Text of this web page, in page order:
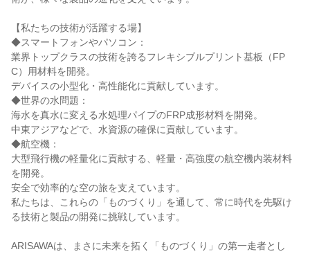
【私たちの技術が活躍する場】
◆スマートフォンやパソコン：
業界トップクラスの技術を誇るフレキシブルプリント基板（FP
C）用材料を開発。
デバイスの小型化・高性能化に貢献しています。
◆世界の水問題：
海水を真水に変える水処理パイプのFRP成形材料を開発。
中東アジアなどで、水資源の確保に貢献しています。
◆航空機：
大型飛行機の軽量化に貢献する、軽量・高強度の航空機内装材料
を開発。
安全で効率的な空の旅を支えています。
私たちは、これらの「ものづくり」を通して、常に時代を先駆け
る技術と製品の開発に挑戦しています。
ARISAWAは、まさに未来を拓く「ものづくり」の第一走者とし